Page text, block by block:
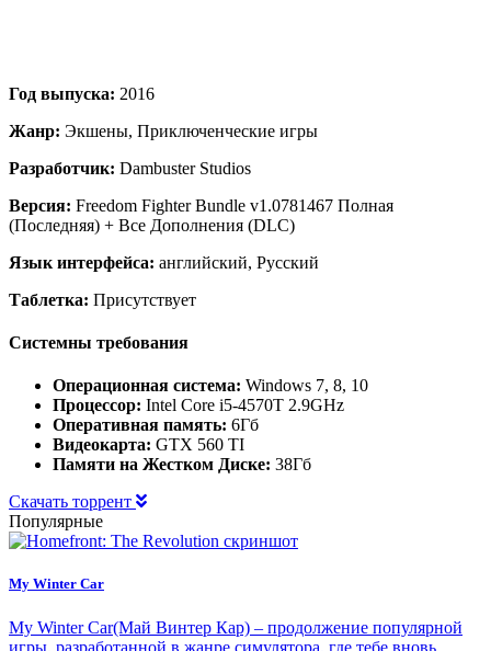
Год выпуска: 2016
Жанр: Экшены, Приключенческие игры
Разработчик: Dambuster Studios
Версия: Freedom Fighter Bundle v1.0781467 Полная
(Последняя) + Все Дополнения (DLC)
Язык интерфейса: английский, Русский
Таблетка: Присутствует
Системны требования
Операционная система: Windows 7, 8, 10
Процессор: Intel Core i5-4570T 2.9GHz
Оперативная память: 6Гб
Видеокарта: GTX 560 TI
Памяти на Жестком Диске: 38Гб
Скачать торрент
Популярные
My Winter Car
My Winter Car(Май Винтер Кар) – продолжение популярной
игры, разработанной в жанре симулятора, где тебе вновь